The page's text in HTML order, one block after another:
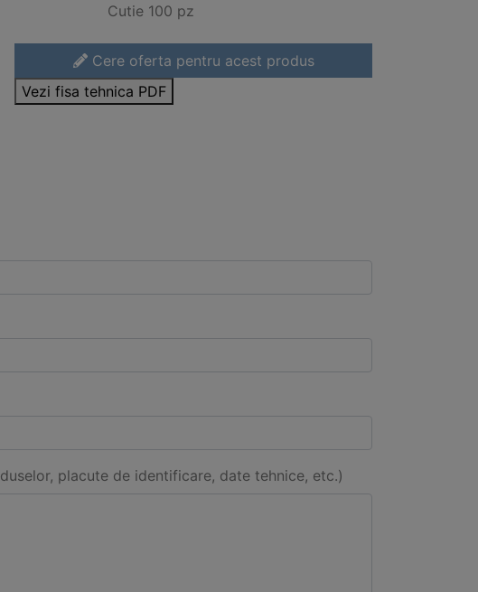
Cutie 100 pz
Cere oferta pentru acest produs
Vezi fisa tehnica PDF
placute de identificare, date tehnice, etc.)